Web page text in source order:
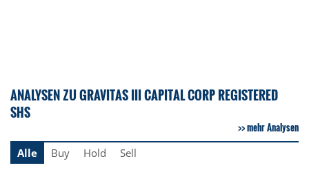
ANALYSEN ZU GRAVITAS III CAPITAL CORP REGISTERED
SHS
mehr Analysen
Alle
Buy Hold Sell